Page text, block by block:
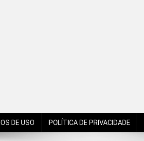
DE USO POLÍTICA DE PRIVACIDADE